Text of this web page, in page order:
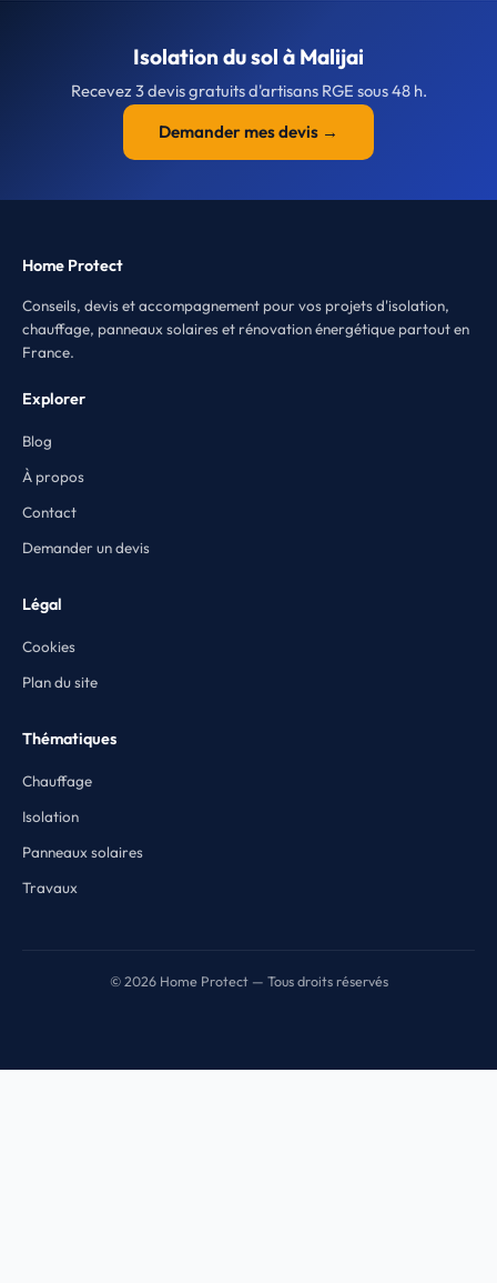
Isolation du sol à Malijai
Recevez 3 devis gratuits d'artisans RGE sous 48 h.
Demander mes devis →
Home Protect
Conseils, devis et accompagnement pour vos projets d'isolation,
chauffage, panneaux solaires et rénovation énergétique partout en
France.
Explorer
Blog
À propos
Contact
Demander un devis
Légal
Cookies
Plan du site
Thématiques
Chauffage
Isolation
Panneaux solaires
Travaux
© 2026 Home Protect — Tous droits réservés